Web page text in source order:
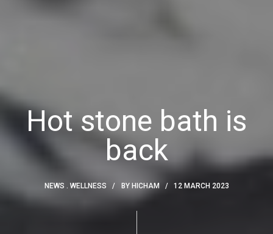
Hot stone bath is
back
NEWS WELLNESS BY HICHAM 12 MARCH 2023